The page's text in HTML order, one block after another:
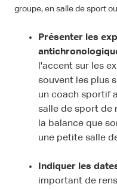
groupe, en salle de sport
Présenter les
l'accent sur les
souvent les plus
un coach sportif
salle de sport de
la balance que
une petite salle
Indiquer les
important de